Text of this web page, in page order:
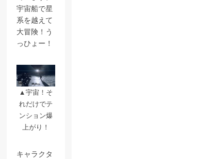
宇宙船で星
系を越えて
大冒険！う
っひょー！
▲宇宙！そ
れだけでテ
ンション爆
上がり！
キャラクタ